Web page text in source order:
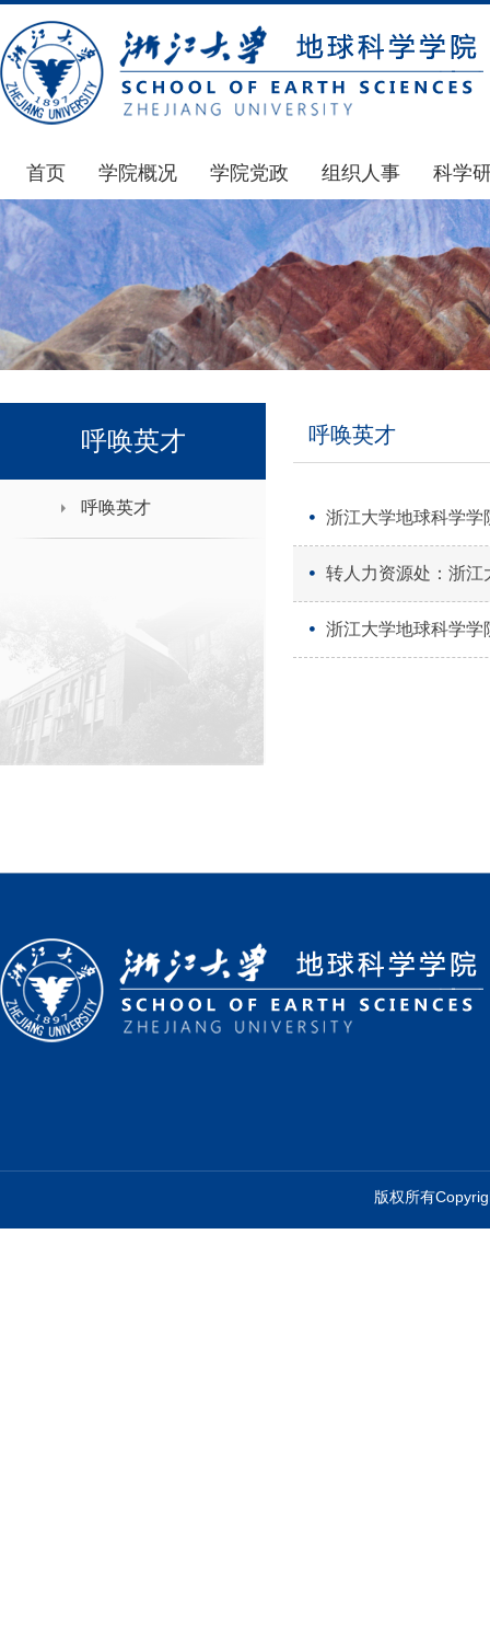
首页 学院概况
学院简介
发展简史
组织机构
师资力量
学院党政
通知公告
学院发文
党委会议纪要
党政联席会议纪要
组织人事
通知公告
博士后管理
人才招聘
年度考核
科学
国家
科研
通知
科研
呼唤英才
呼唤英才
呼唤英才
浙江大学地球科学学
转人力资源处：浙江
浙江大学地球科学学
版权所有